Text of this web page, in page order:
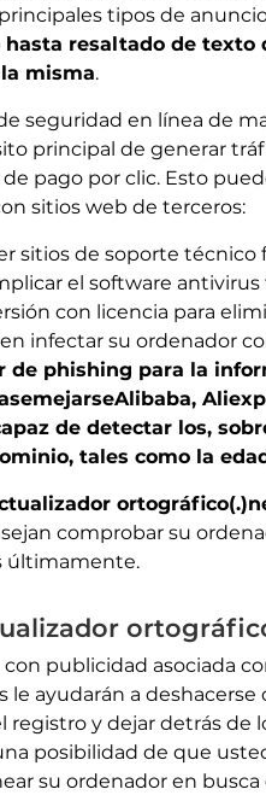
tipos de
resaltado de
misma.
seguridad en línea de
principal de generar
pago por clic. Esto
sitios web de terceros:
sitios de soporte técnico
el software
con licencia para
infectar su ordenador
de phishing para la
Alibaba,
de detectar los,
tales como la
comprobar su
últimamente.
publicidad asociada
le ayudarán a
y dejar detrás de
posibilidad de que
su ordenador en